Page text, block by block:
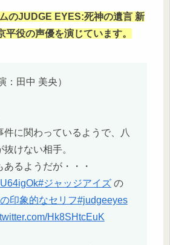
のJUDGE EYES:死神の遺言 新
平役の声優を演じています。
：田中 美央）
件に関わっているようで、八
けない相手。
るようだが・・・
#ジャッジアイズの
印象的なセリフ#judgeeyes
Hk8SHtcEuK